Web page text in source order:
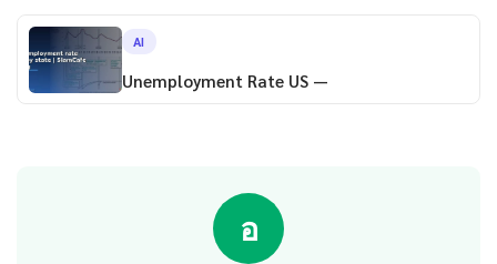
AI
Unemployment Rate US —
อ